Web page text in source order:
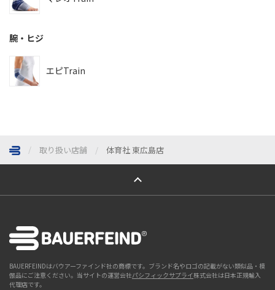
腕・ヒジ
エピTrain
取り扱い店舗 体育社 東広島店
ページトップへ
BAUERFEINDはバウアーファインド社の商標です。ブランド名やロゴの記載がない類似品・模
倣品にご注意ください。当サイトの運営会社パシフィックサプライ株式会社は日本正規輸入
代理店です。